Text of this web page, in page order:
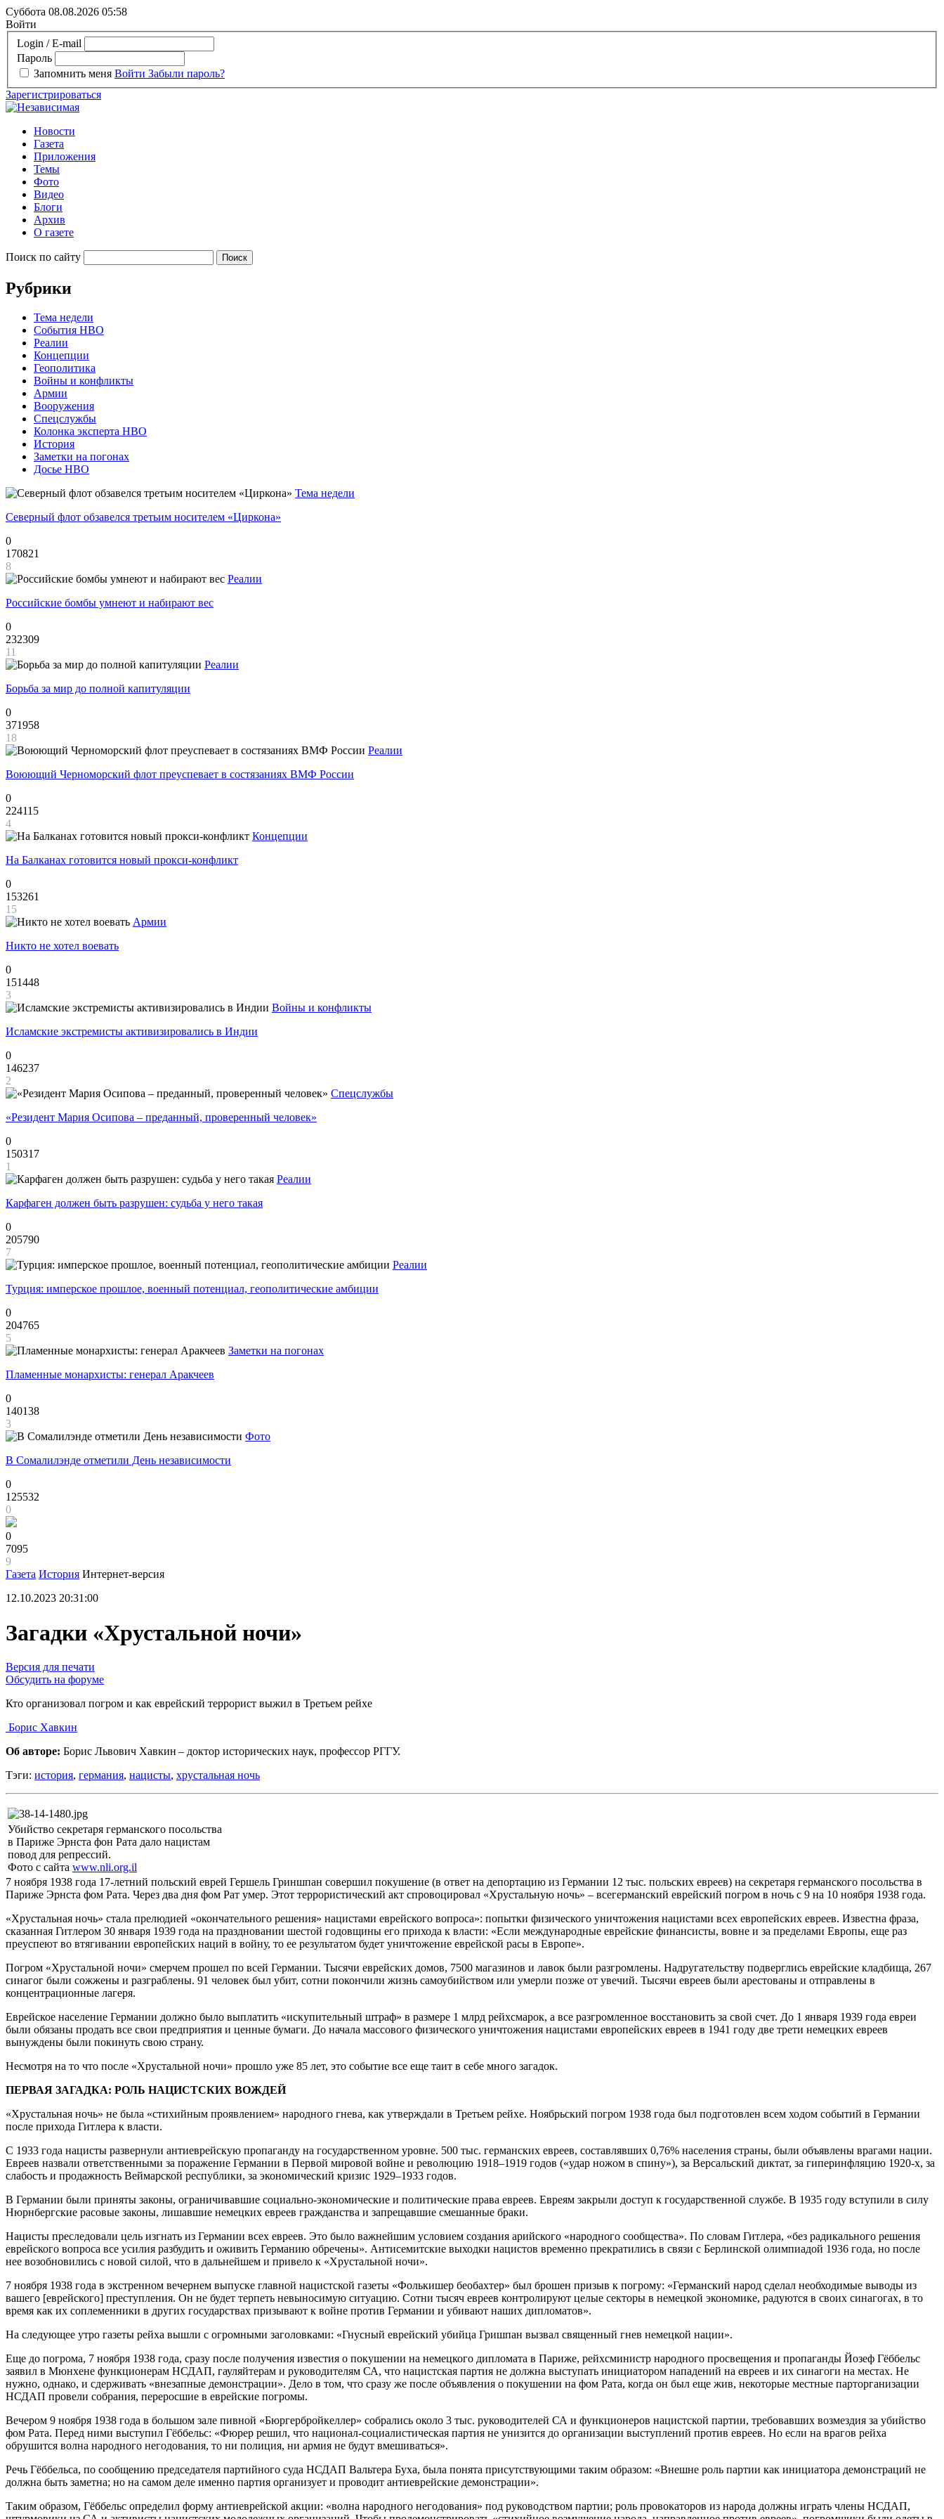
Суббота 08.08.2026 05:58
Войти
Login / E-mail
Пароль
Запомнить меня Войти Забыли пароль?
Зарегистрироваться
Новости
Газета
Приложения
Темы
Фото
Видео
Блоги
Архив
О газете
Поиск по сайту
Рубрики
Тема недели
События НВО
Реалии
Концепции
Геополитика
Войны и конфликты
Армии
Вооружения
Спецслужбы
Колонка эксперта НВО
История
Заметки на погонах
Досье НВО
Тема недели
Северный флот обзавелся третьим носителем «Циркона»
0
170821
8
Реалии
Российские бомбы умнеют и набирают вес
0
232309
11
Реалии
Борьба за мир до полной капитуляции
0
371958
18
Реалии
Воюющий Черноморский флот преуспевает в состязаниях ВМФ России
0
224115
4
Концепции
На Балканах готовится новый прокси-конфликт
0
153261
15
Армии
Никто не хотел воевать
0
151448
3
Войны и конфликты
Исламские экстремисты активизировались в Индии
0
146237
2
Спецслужбы
«Резидент Мария Осипова – преданный, проверенный человек»
0
150317
1
Реалии
Карфаген должен быть разрушен: судьба у него такая
0
205790
7
Реалии
Турция: имперское прошлое, военный потенциал, геополитические амбиции
0
204765
5
Заметки на погонах
Пламенные монархисты: генерал Аракчеев
0
140138
3
Фото
В Сомалилэнде отметили День независимости
0
125532
0
0
7095
9
Газета История Интернет-версия
12.10.2023 20:31:00
Загадки «Хрустальной ночи»
Версия для печати
Обсудить на форуме
Кто организовал погром и как еврейский террорист выжил в Третьем рейхе
Борис Хавкин
Об авторе: Борис Львович Хавкин – доктор исторических наук, профессор РГГУ.
Тэги: история, германия, нацисты, хрустальная ночь
Убийство секретаря германского посольства
в Париже Эрнста фон Рата дало нацистам
повод для репрессий.
Фото с сайта www.nli.org.il
7 ноября 1938 года 17-летний польский еврей Гершель Гриншпан совершил покушение (в ответ на депортацию из Германии 12 тыс. польских евреев) на секретаря германского посольства в
Париже Эрнста фом Рата. Через два дня фом Рат умер. Этот террористический акт спровоцировал «Хрустальную ночь» – всегерманский еврейский погром в ночь с 9 на 10 ноября 1938 года.
«Хрустальная ночь» стала прелюдией «окончательного решения» нацистами еврейского вопроса»: попытки физического уничтожения нацистами всех европейских евреев. Известна фраза,
сказанная Гитлером 30 января 1939 года на праздновании шестой годовщины его прихода к власти: «Если международные еврейские финансисты, вовне и за пределами Европы, еще раз
преуспеют во втягивании европейских наций в войну, то ее результатом будет уничтожение еврейской расы в Европе».
Погром «Хрустальной ночи» смерчем прошел по всей Германии. Тысячи еврейских домов, 7500 магазинов и лавок были разгромлены. Надругательству подверглись еврейские кладбища, 267
синагог были сожжены и разграблены. 91 человек был убит, сотни покончили жизнь самоубийством или умерли позже от увечий. Тысячи евреев были арестованы и отправлены в
концентрационные лагеря.
Еврейское население Германии должно было выплатить «искупительный штраф» в размере 1 млрд рейхсмарок, а все разгромленное восстановить за свой счет. До 1 января 1939 года евреи
были обязаны продать все свои предприятия и ценные бумаги. До начала массового физического уничтожения нацистами европейских евреев в 1941 году две трети немецких евреев
вынуждены были покинуть свою страну.
Несмотря на то что после «Хрустальной ночи» прошло уже 85 лет, это событие все еще таит в себе много загадок.
ПЕРВАЯ ЗАГАДКА: РОЛЬ НАЦИСТСКИХ ВОЖДЕЙ
«Хрустальная ночь» не была «стихийным проявлением» народного гнева, как утверждали в Третьем рейхе. Ноябрьский погром 1938 года был подготовлен всем ходом событий в Германии
после прихода Гитлера к власти.
С 1933 года нацисты развернули антиеврейскую пропаганду на государственном уровне. 500 тыс. германских евреев, составлявших 0,76% населения страны, были объявлены врагами нации.
Евреев назвали ответственными за поражение Германии в Первой мировой войне и революцию 1918–1919 годов («удар ножом в спину»), за Версальский диктат, за гиперинфляцию 1920-х, за
слабость и продажность Веймарской республики, за экономический кризис 1929–1933 годов.
В Германии были приняты законы, ограничивавшие социально-экономические и политические права евреев. Евреям закрыли доступ к государственной службе. В 1935 году вступили в силу
Нюрнбергские расовые законы, лишавшие немецких евреев гражданства и запрещавшие смешанные браки.
Нацисты преследовали цель изгнать из Германии всех евреев. Это было важнейшим условием создания арийского «народного сообщества». По словам Гитлера, «без радикального решения
еврейского вопроса все усилия разбудить и оживить Германию обречены». Антисемитские выходки нацистов временно прекратились в связи с Берлинской олимпиадой 1936 года, но после
нее возобновились с новой силой, что в дальнейшем и привело к «Хрустальной ночи».
7 ноября 1938 года в экстренном вечернем выпуске главной нацистской газеты «Фолькишер беобахтер» был брошен призыв к погрому: «Германский народ сделал необходимые выводы из
вашего [еврейского] преступления. Он не будет терпеть невыносимую ситуацию. Сотни тысяч евреев контролируют целые секторы в немецкой экономике, радуются в своих синагогах, в то
время как их соплеменники в других государствах призывают к войне против Германии и убивают наших дипломатов».
На следующее утро газеты рейха вышли с огромными заголовками: «Гнусный еврейский убийца Гришпан вызвал священный гнев немецкой нации».
Еще до погрома, 7 ноября 1938 года, сразу после получения известия о покушении на немецкого дипломата в Париже, рейхсминистр народного просвещения и пропаганды Йозеф Гёббельс
заявил в Мюнхене функционерам НСДАП, гауляйтерам и руководителям СА, что нацистская партия не должна выступать инициатором нападений на евреев и их синагоги на местах. Не
нужно, однако, и сдерживать «внезапные демонстрации». Дело в том, что сразу же после объявления о покушении на фом Рата, когда он был еще жив, некоторые местные парторганизации
НСДАП провели собрания, переросшие в еврейские погромы.
Вечером 9 ноября 1938 года в большом зале пивной «Бюргербройкеллер» собрались около 3 тыс. руководителей СА и функционеров нацистской партии, требовавших возмездия за убийство
фом Рата. Перед ними выступил Гёббельс: «Фюрер решил, что национал-социалистическая партия не унизится до организации выступлений против евреев. Но если на врагов рейха
обрушится волна народного негодования, то ни полиция, ни армия не будут вмешиваться».
Речь Гёббельса, по сообщению председателя партийного суда НСДАП Вальтера Буха, была понята присутствующими таким образом: «Внешне роль партии как инициатора демонстраций не
должна быть заметна; но на самом деле именно партия организует и проводит антиеврейские демонстрации».
Таким образом, Гёббельс определил форму антиеврейской акции: «волна народного негодования» под руководством партии; роль провокаторов из народа должны играть члены НСДАП,